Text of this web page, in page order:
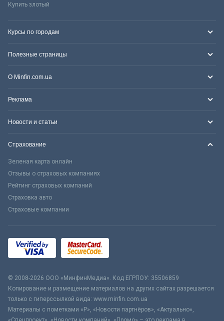
Купить злотый
Курсы по городам
Полезные страницы
О Minfin.com.ua
Реклама
Новости и статьи
Страхование
Зеленая карта онлайн
Отзывы о страховых компаниях
Рейтинг страховых компаний
Страховка авто
Страховые компании
© 2008-2026 ООО «МинфинМедиа». Код ЕГРПОУ: 35506859
Копирование и размещение материалов на других сайтах разрешается
только с гиперссылкой вида: www.minfin.com.ua
Материалы с пометками «Р», «Новости партнёров», «Актуально»,